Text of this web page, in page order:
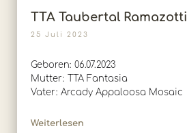
TTA Taubertal Ramazotti
25 Juli 2023
Geboren: 06.07.2023
Mutter: TTA Fantasia
Vater: Arcady Appaloosa Mosaic
Weiterlesen